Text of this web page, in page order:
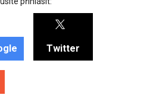
Twitter